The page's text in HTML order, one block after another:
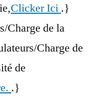
Clicker Ici .}
Charge de la
Charge de
de
.}